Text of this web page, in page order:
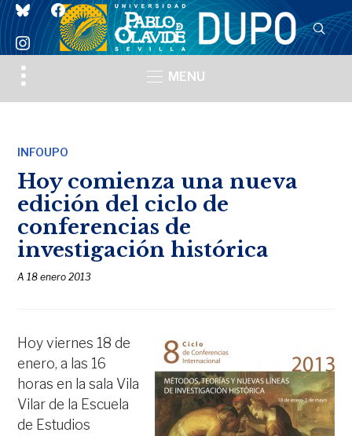
blueskyfacebook
instagram
Toggle
sidebar
MENU
INFOUPO
Hoy comienza una nueva
edición del ciclo de
conferencias de
investigación histórica
A18 enero 2013
Hoy viernes 18 de
enero, a las 16
horas en la sala Vila
Vilar de la Escuela
de Estudios